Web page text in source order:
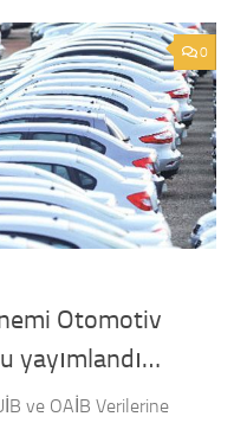
0
Otomotiv
yayımlandı…
ve OAİB Verilerine